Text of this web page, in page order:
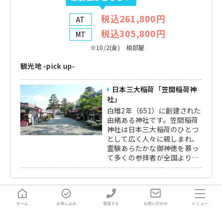
AT 税込261,800円
MT 税込305,800円
※10/2(金) 相部屋
観光地 -pick up-
日本三大稲荷「笠間稲荷神
社」
白雉2年（651）に創建された
由緒ある神社です。笠間稲荷
神社は日本三大稲荷のひとつ
として広く人々に親しまれ、
霊験あらたかな御神徳を慕っ
て多くの参拝者が全国より訪
れています。
メニュー